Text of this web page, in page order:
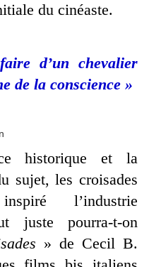
du cinéaste.
d’un chevalier
de la conscience »
historique et la
sujet, les croisades
l’industrie
juste pourra-t-on
» de Cecil B.